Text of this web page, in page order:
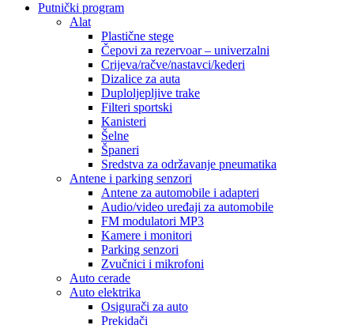
Putnički program
Alat
Plastične stege
Čepovi za rezervoar – univerzalni
Crijeva/račve/nastavci/kederi
Dizalice za auta
Duploljepljive trake
Filteri sportski
Kanisteri
Šelne
Španeri
Sredstva za održavanje pneumatika
Antene i parking senzori
Antene za automobile i adapteri
Audio/video uređaji za automobile
FM modulatori MP3
Kamere i monitori
Parking senzori
Zvučnici i mikrofoni
Auto cerade
Auto elektrika
Osigurači za auto
Prekidači